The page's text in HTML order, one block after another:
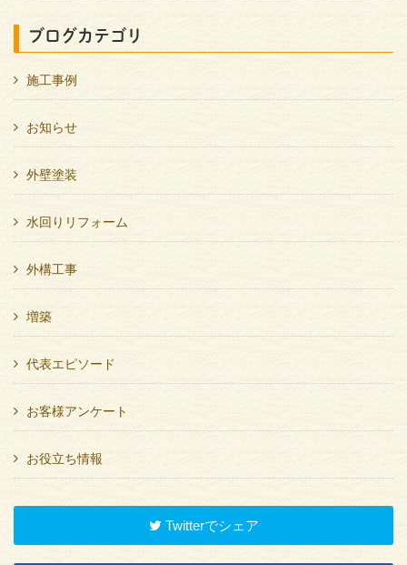
ブログカテゴリ
施工事例
お知らせ
外壁塗装
水回りリフォーム
外構工事
増築
代表エピソード
お客様アンケート
お役立ち情報
Twitterでシェア